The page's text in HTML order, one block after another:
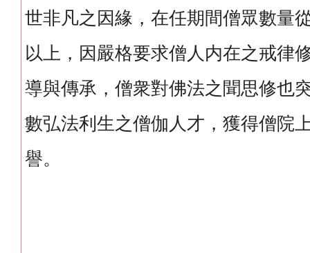
世非凡之因緣，在任期間僧眾數量
以上，因嚴格要求僧人内在之戒律
導與傳承，僧衆對佛法之聞思修也
數弘法利生之僧伽人才，獲得僧院
譽。